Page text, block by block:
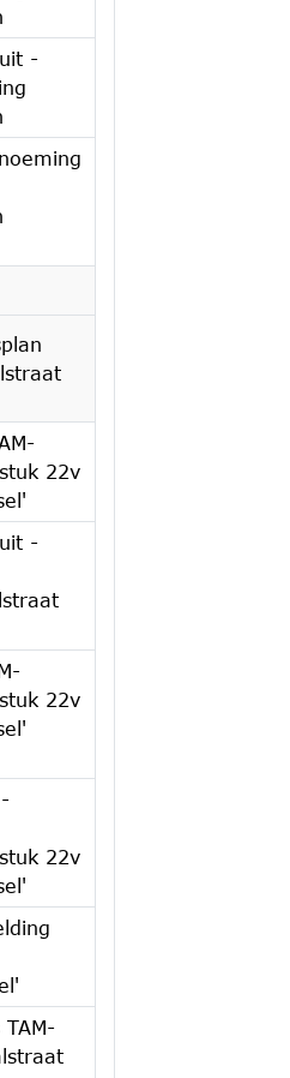
-
22v
-
22v
22v